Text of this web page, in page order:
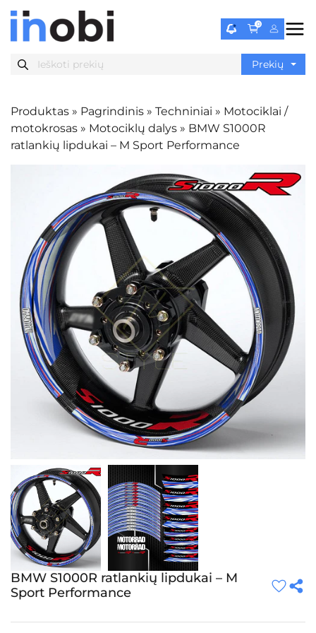
0
Produktas » Pagrindinis » Techniniai » Motociklai /
motokrosas » Motociklų dalys » BMW S1000R
ratlankių lipdukai – M Sport Performance
BMW S1000R ratlankių lipdukai – M
Sport Performance